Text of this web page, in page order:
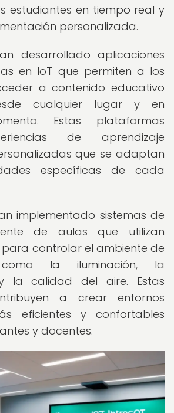
estudiantes en tiempo real y
personalizada.
desarrollado aplicaciones
en IoT que permiten a los
a contenido educativo
cualquier lugar y en
Estas plataformas
de aprendizaje
que se adaptan
específicas de cada
implementado sistemas de
de aulas que utilizan
para controlar el ambiente de
como la iluminación, la
la calidad del aire. Estas
a crear entornos
eficientes y confortables
y docentes.